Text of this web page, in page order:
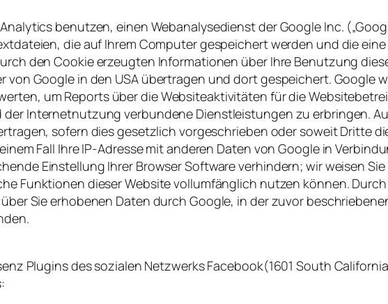
benutzen, einen Webanalysedienst der Google Inc.
die auf Ihrem Computer gespeichert werden und die
den Cookie erzeugten Informationen über Ihre Benutzung
von Google in den USA übertragen und dort gespeichert. Google
um Reports über die Websiteaktivitäten für die
Internetnutzung verbundene Dienstleistungen zu erbringen.
sofern dies gesetzlich vorgeschrieben oder soweit Dritte
Fall Ihre IP-Adresse mit anderen Daten von Google in
Einstellung Ihrer Browser Software verhindern; wir weisen
Funktionen dieser Website vollumfänglich nutzen können.
Sie erhobenen Daten durch Google, in der zuvor
Plugins des sozialen Netzwerks Facebook(1601 South